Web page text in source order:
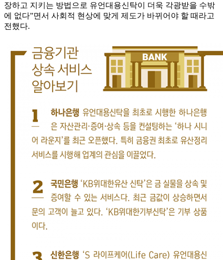
장하고 지키는 방법으로 유언대용신탁이 더욱 각광받을 수밖
에 없다”면서 사회적 현상에 맞게 제도가 바뀌어야 할 때라고
전했다.